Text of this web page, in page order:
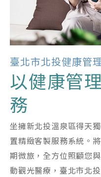
臺北市北投健康管
以健康管
務
坐擁新北投溫泉區得天
置精緻客製服務系統。
期微旅，全方位照顧您
動觀光醫療，臺北市北